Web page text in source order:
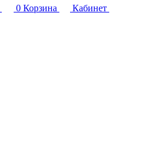
0 Корзина
Кабинет